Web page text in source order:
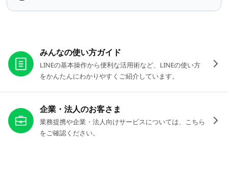
みんなの使い方ガイド
LINEの基本操作から便利な活用術など、LINEの使い方
をかんたんにわかりやすくご紹介しています。
企業・法人のお客さま
業務提携や企業・法人向けサービスについては、こちら
をご確認ください。